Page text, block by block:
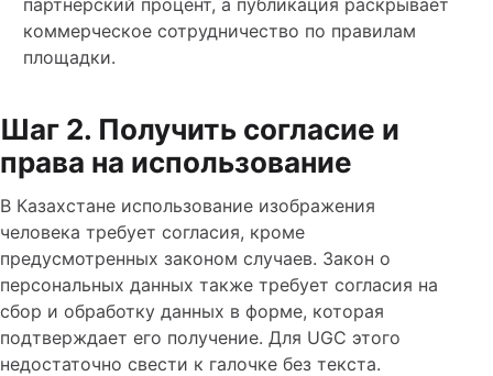
коммерческое сотрудничество по правилам
площадки.
Шаг 2. Получить согласие и
права на использование
В Казахстане использование изображения
человека требует согласия, кроме
предусмотренных законом случаев. Закон о
персональных данных также требует согласия на
сбор и обработку данных в форме, которая
подтверждает его получение. Для UGC этого
недостаточно свести к галочке без текста.